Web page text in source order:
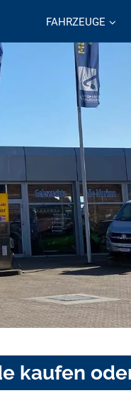
FAHRZEUGE
kaufen